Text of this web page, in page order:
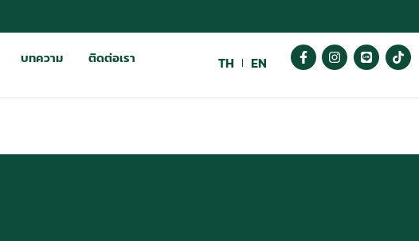
บทความ ติดต่อเรา TH EN